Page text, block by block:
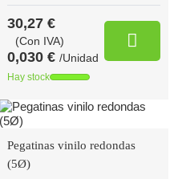
30,27 €
(Con IVA)
0,030 € /Unidad
Hay stock
Pegatinas vinilo redondas
(5Ø)